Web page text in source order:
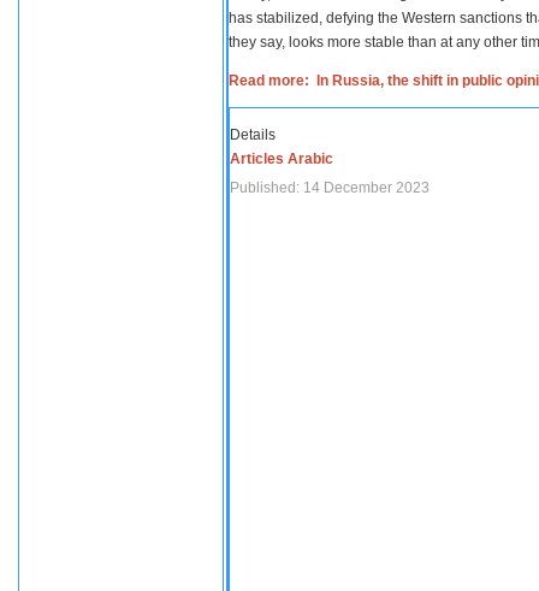
has stabilized, defying the Western sanctions
they say, looks more stable than at any other
Read more: In Russia, the shift in public
Details
Articles Arabic
Published: 14 December 2023